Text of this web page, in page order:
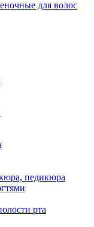
для волос
педикюра
рта